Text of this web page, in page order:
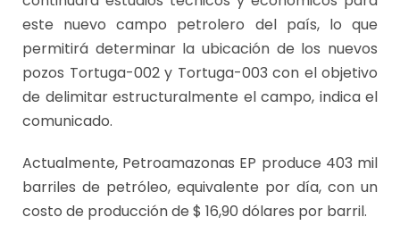
este nuevo campo petrolero del país, lo que
permitirá determinar la ubicación de los nuevos
pozos Tortuga-002 y Tortuga-003 con el objetivo
de delimitar estructuralmente el campo, indica el
comunicado.
Actualmente, Petroamazonas EP produce 403 mil
barriles de petróleo, equivalente por día, con un
costo de producción de $ 16,90 dólares por barril.